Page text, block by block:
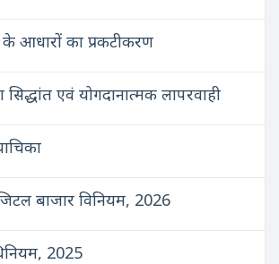
के आधारों का प्रकटीकरण
सिद्धांत एवं योगदानात्मक लापरवाही
बाजार विनियम, 2026
2025